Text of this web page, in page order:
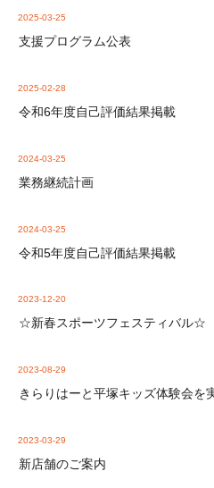
2025-03-25
支援プログラム公表
2025-02-28
令和6年度自己評価結果掲載
2024-03-25
業務継続計画
2024-03-25
令和5年度自己評価結果掲載
2023-12-20
☆新春スポーツフェスティバル☆
2023-08-29
きらりはーと平塚キッズ体験会を
2023-03-29
新店舗のご案内